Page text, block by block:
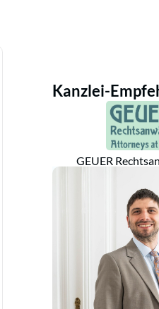
Kanzlei-
GEUER